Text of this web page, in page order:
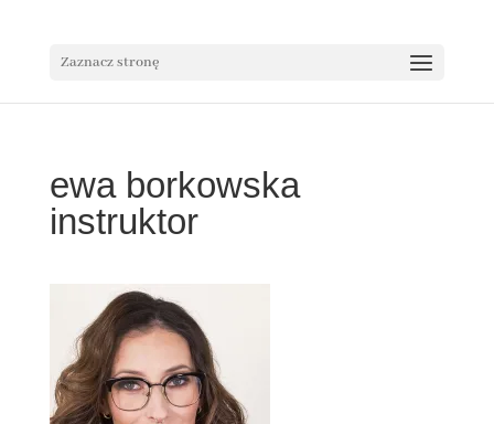
Zaznacz stronę
ewa borkowska
instruktor